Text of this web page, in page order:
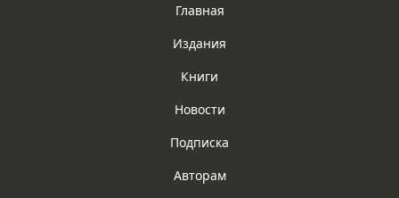
Главная
Издания
Книги
Новости
Подписка
Авторам